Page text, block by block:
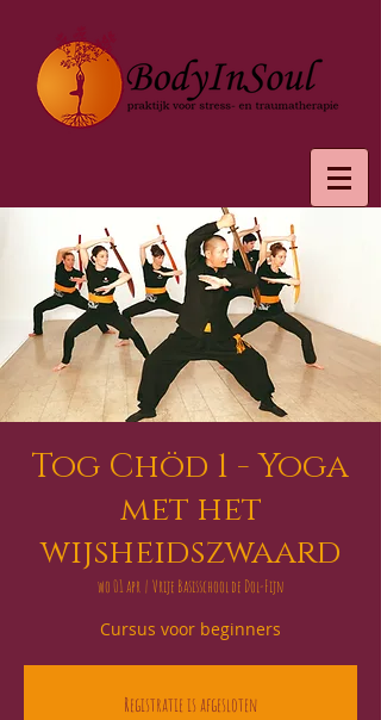
Tog Chöd 1 - Yoga
met het
wijsheidszwaard
wo 01 apr
  |
Vrije Basisschool de Dol-Fijn
Cursus voor beginners
Registratie is afgesloten